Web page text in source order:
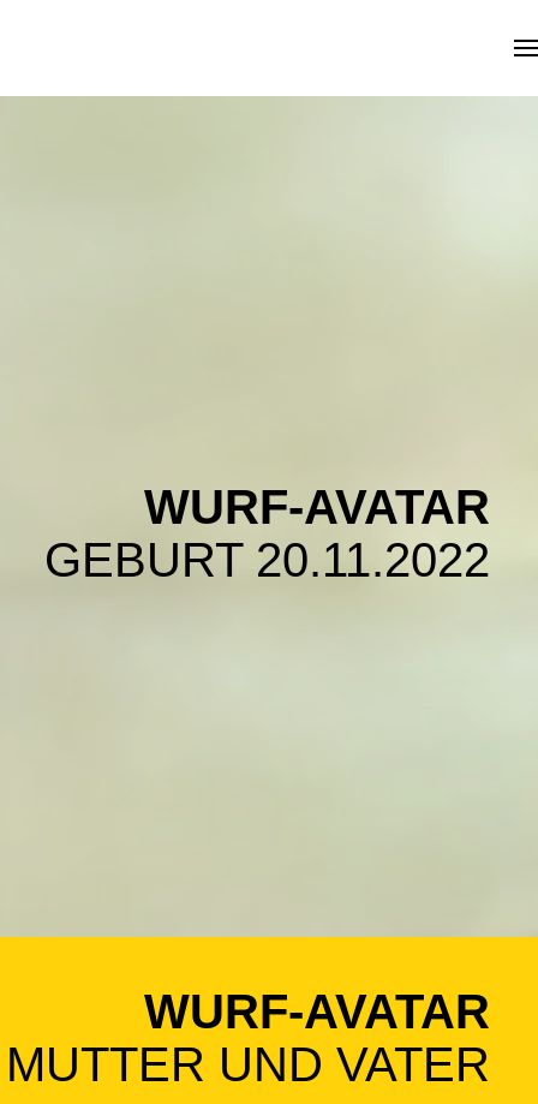
WURF-AVATAR
GEBURT 20.11.2022
WURF-AVATAR
MUTTER UND VATER